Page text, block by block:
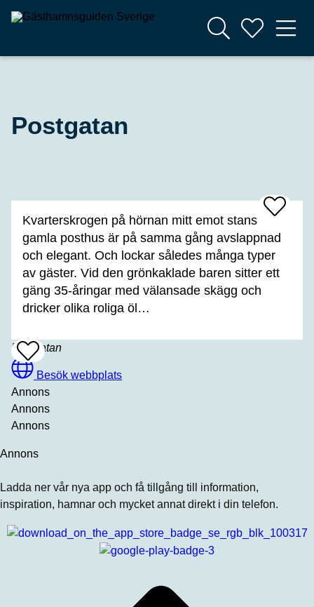
Postgatan
Add
To
Kvarterskrogen på hörnan mitt emot stans
gamla posthus är på samma gång avslappnad
och elegant. Och lockar således många typer
av gäster. Vid den grönkaklade baren sitter ett
gäng 35-åringar med välansade skägg och
dricker olika roliga öl…
Add
To
Favrites
Postgatan
Besök webbplats
Annons
Annons
Annons
Annons
Ladda ner vår nya app och få tillgång till information,
inspiration, hamnar och mycket annat direkt i din telefon.